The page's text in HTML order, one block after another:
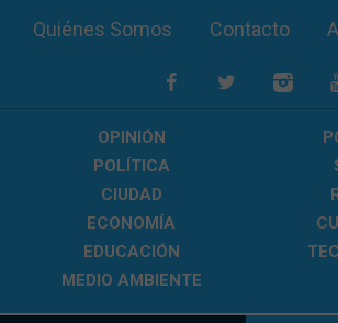
Quiénes Somos Contacto
OPINIÓN
POLÍTICA
CIUDAD
ECONOMÍA
EDUCACIÓN
MEDIO AMBIENTE